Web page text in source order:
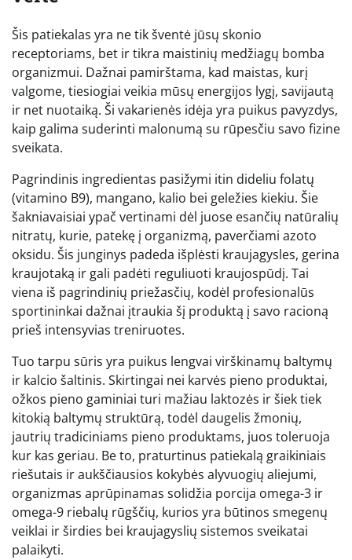
Šis patiekalas yra ne tik šventė jūsų skonio
receptoriams, bet ir tikra maistinių medžiagų bomba
organizmui. Dažnai pamirštama, kad maistas, kurį
valgome, tiesiogiai veikia mūsų energijos lygį, savijautą
ir net nuotaiką. Ši vakarienės idėja yra puikus pavyzdys,
kaip galima suderinti malonumą su rūpesčiu savo fizine
sveikata.
Pagrindinis ingredientas pasižymi itin dideliu folatų
(vitamino B9), mangano, kalio bei geležies kiekiu. Šie
šakniavaisiai ypač vertinami dėl juose esančių natūralių
nitratų, kurie, patekę į organizmą, paverčiami azoto
oksidu. Šis junginys padeda išplėsti kraujagysles, gerina
kraujotaką ir gali padėti reguliuoti kraujospūdį. Tai
viena iš pagrindinių priežasčių, kodėl profesionalūs
sportininkai dažnai įtraukia šį produktą į savo racioną
prieš intensyvias treniruotes.
Tuo tarpu sūris yra puikus lengvai virškinamų baltymų
ir kalcio šaltinis. Skirtingai nei karvės pieno produktai,
ožkos pieno gaminiai turi mažiau laktozės ir šiek tiek
kitokią baltymų struktūrą, todėl daugelis žmonių,
jautrių tradiciniams pieno produktams, juos toleruoja
kur kas geriau. Be to, praturtinus patiekalą graikiniais
riešutais ir aukščiausios kokybės alyvuogių aliejumi,
organizmas aprūpinamas solidžia porcija omega-3 ir
omega-9 riebalų rūgščių, kurios yra būtinos smegenų
veiklai ir širdies bei kraujagyslių sistemos sveikatai
palaikyti.